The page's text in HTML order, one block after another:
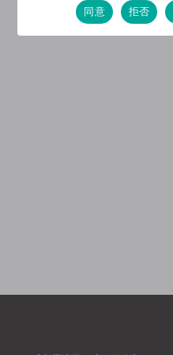
同意
拒否